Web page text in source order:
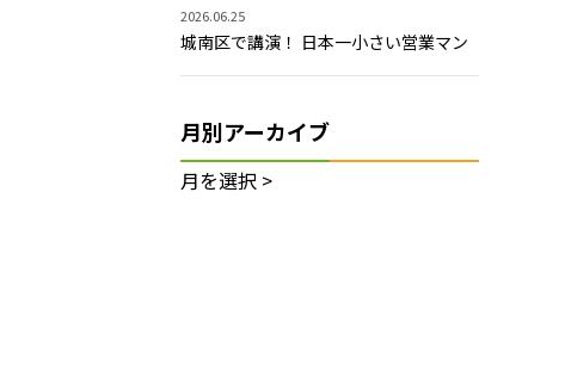
2026.06.25
城南区で講演！ 日本一小さい営業マン
月別アーカイブ